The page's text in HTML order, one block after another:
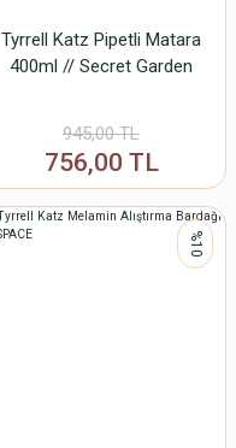
Tyrrell Katz Pipetli Matara
400ml // Secret Garden
945,00 TL
756,00 TL
%10